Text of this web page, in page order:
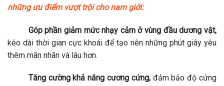
những ưu điểm vượt trội cho nam giới:
Góp phần giảm mức nhạy cảm ở vùng đầu dương vật,
kéo dài thời gian cực khoái để tạo nên những phút giây yêu
thêm mãn nhãn và lâu hơn.
Tăng cường khả năng cương cứng,đảm bảo độ cứng